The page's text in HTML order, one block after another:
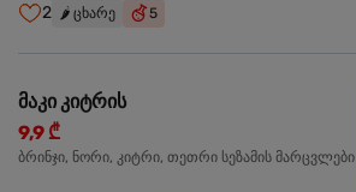
სოუსი, მანგო-ჩილის გელი
2 🌶️ ცხარე 5
მაკი კიტრის
9,9 ₾
ბრინჯი, ნორი, კიტრი, თეთრი სეზამის მარცვლები